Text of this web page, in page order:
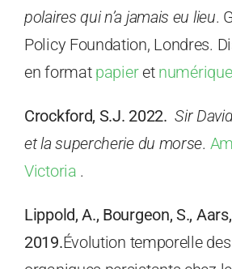
polaires qui n’a jamais eu lieu.
Policy Foundation, Londres.
en format papieret numérique
Crockford, S.J. 2022. Sir
et la supercherie du morse.
Victoria .
Lippold, A., Bourgeon, S.,
2019.Évolution temporelle